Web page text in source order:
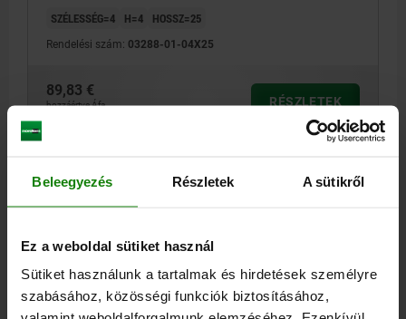
Beleegyezés Részletek A sütikről
Ez a weboldal sütiket használ
Sütiket használunk a tartalmak és hirdetések személyre
szabásához, közösségi funkciók biztosításához,
SZÉLESSÉG=4 H=4 HOSSZ=25
Rendelési szám: 03288-01-04X25
89,83 €
hozzáértve Áfa
RÉSZLETEK